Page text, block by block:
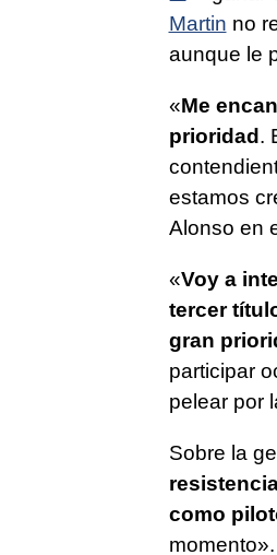
Martin no
aunque le
«Me
prioridad.
estamos
Alonso en
«Voy a
tercer
gran
participar
pelear por
Sobre la
como
momento».